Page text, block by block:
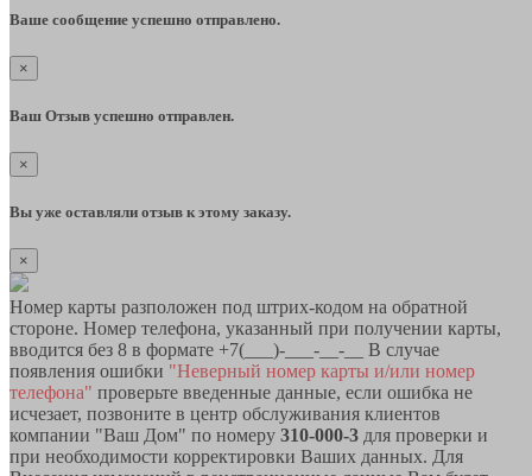
Ваше сообщение успешно отправлено.
×
Ваш Отзыв успешно отправлен.
×
Вы уже оставляли отзыв к этому заказу.
×
Номер карты разположен под штрих-кодом на обратной
стороне. Номер телефона, указанный при получении карты,
вводится без 8 в формате +7(___)-___-__-__ В случае
появления ошибки "Неверный номер карты и/или номер
телефона" проверьте введенные данные, если ошибка не
исчезает, позвоните в центр обслуживания клиентов
компании "Ваш Дом" по номеру 310-000-3 для проверки и
при необходимости корректировки Ваших данных. Для